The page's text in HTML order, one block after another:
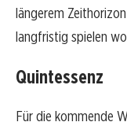
längerem
langfristig spielen
Quintessenz
Für die kommende